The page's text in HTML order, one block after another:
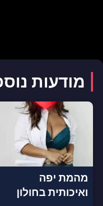
מודעות
מהמת יפה
ואיכותית בחולון